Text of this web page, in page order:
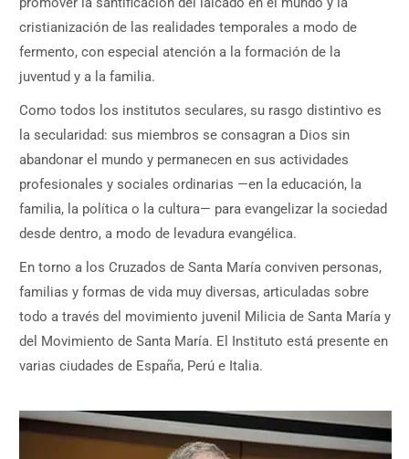
cristianización de las realidades temporales a modo de
fermento, con especial atención a la formación de la
juventud y a la familia.
Como todos los institutos seculares, su rasgo distintivo es
la secularidad: sus miembros se consagran a Dios sin
abandonar el mundo y permanecen en sus actividades
profesionales y sociales ordinarias —en la educación, la
familia, la política o la cultura— para evangelizar la sociedad
desde dentro, a modo de levadura evangélica.
En torno a los Cruzados de Santa María conviven personas,
familias y formas de vida muy diversas, articuladas sobre
todo a través del movimiento juvenil Milicia de Santa María y
del Movimiento de Santa María. El Instituto está presente en
varias ciudades de España, Perú e Italia.